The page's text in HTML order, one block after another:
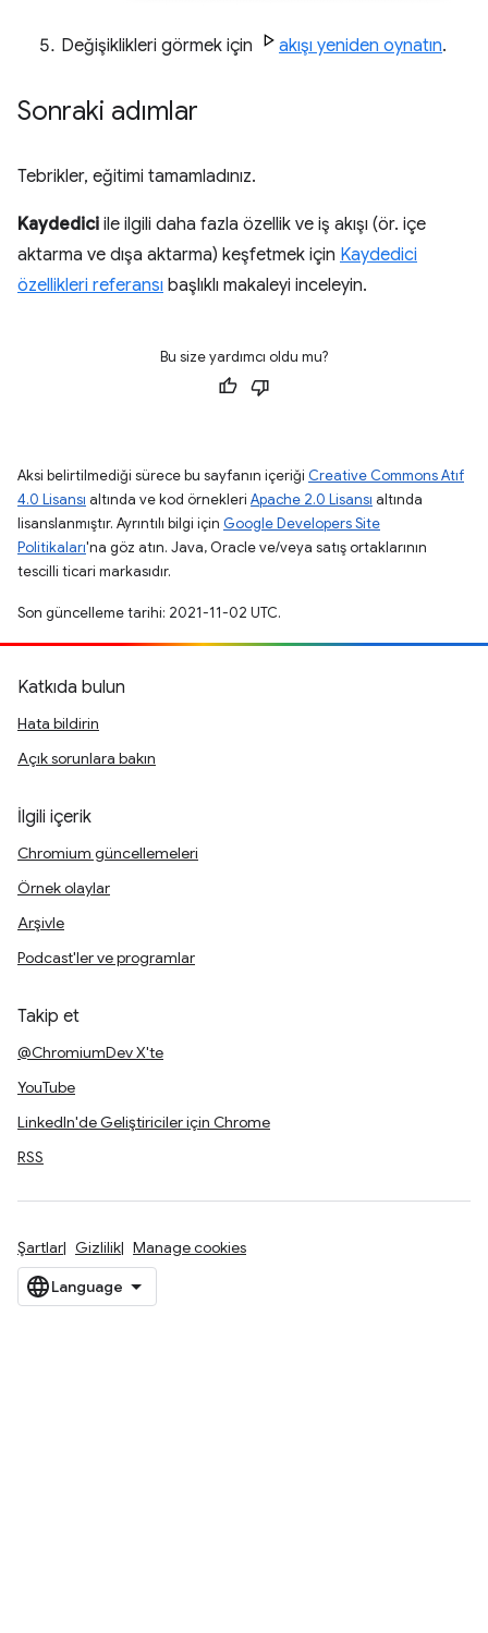
Değişiklikleri görmek için akışı yeniden oynatın.
Sonraki adımlar
Tebrikler, eğitimi tamamladınız.
Kaydedici ile ilgili daha fazla özellik ve iş akışı (ör. içe
aktarma ve dışa aktarma) keşfetmek için Kaydedici
özellikleri referansı başlıklı makaleyi inceleyin.
Bu size yardımcı oldu mu?
Aksi belirtilmediği sürece bu sayfanın içeriği Creative Commons Atıf
4.0 Lisansı altında ve kod örnekleri Apache 2.0 Lisansı altında
lisanslanmıştır. Ayrıntılı bilgi için Google Developers Site
Politikaları'na göz atın. Java, Oracle ve/veya satış ortaklarının
tescilli ticari markasıdır.
Son güncelleme tarihi: 2021-11-02 UTC.
Katkıda bulun
Hata bildirin
Açık sorunlara bakın
İlgili içerik
Chromium güncellemeleri
Örnek olaylar
Arşivle
Podcast'ler ve programlar
Takip et
@ChromiumDev X'te
YouTube
LinkedIn'de Geliştiriciler için Chrome
RSS
Şartlar Gizlilik Manage cookies